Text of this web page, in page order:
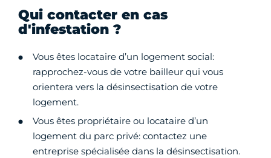
Qui contacter en cas
d'infestation ?
Vous êtes locataire d’un logement social:
rapprochez-vous de votre bailleur qui vous
orientera vers la désinsectisation de votre
logement.
Vous êtes propriétaire ou locataire d’un
logement du parc privé: contactez une
entreprise spécialisée dans la désinsectisation.